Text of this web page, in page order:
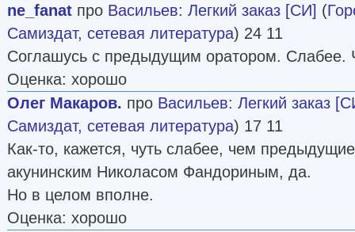
ne_fanat про Васильев: Легкий заказ [СИ] (
Самиздат, сетевая литература) 24 11
Соглашусь с предыдущим оратором. Слабее.
Оценка: хорошо
Олег Макаров. про Васильев: Легкий заказ
Самиздат, сетевая литература) 17 11
Как-то, кажется, чуть слабее, чем
акунинским Николасом Фандориным, да.
Но в целом вполне.
Оценка: хорошо